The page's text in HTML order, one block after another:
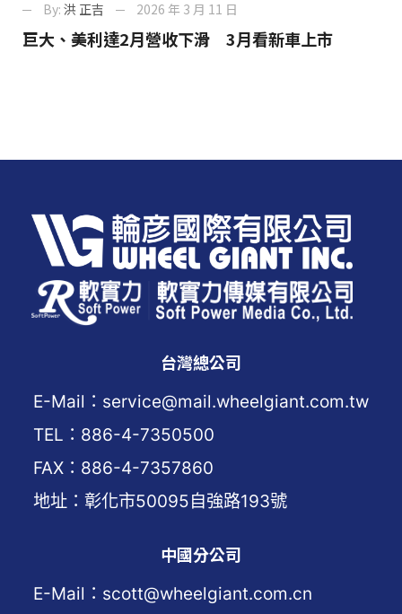
By: 洪 正吉 2026 年 3 月 11 日
巨大、美利達2月營收下滑 3月看新車上市
台灣總公司
E-Mail：service@mail.wheelgiant.com.tw
TEL：886-4-7350500
FAX：886-4-7357860
地址：彰化市50095自強路193號
中國分公司
E-Mail：scott@wheelgiant.com.cn